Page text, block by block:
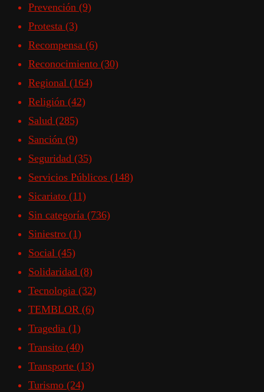
Prevención (9)
Protesta (3)
Recompensa (6)
Reconocimiento (30)
Regional (164)
Religión (42)
Salud (285)
Sanción (9)
Seguridad (35)
Servicios Públicos (148)
Sicariato (11)
Sin categoría (736)
Siniestro (1)
Social (45)
Solidaridad (8)
Tecnologia (32)
TEMBLOR (6)
Tragedia (1)
Transito (40)
Transporte (13)
Turismo (24)